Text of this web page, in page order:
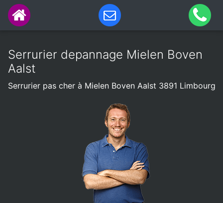
Serrurier depannage Mielen Boven
Aalst
Serrurier pas cher à Mielen Boven Aalst 3891 Limbourg